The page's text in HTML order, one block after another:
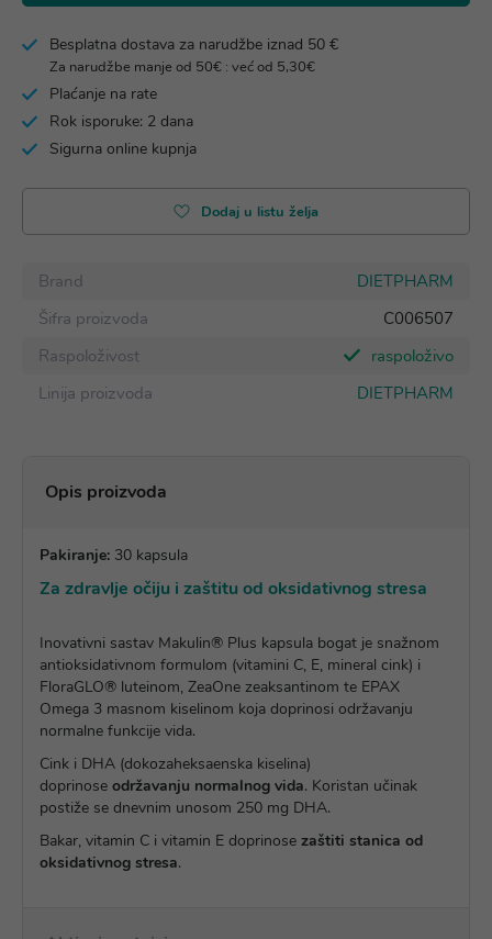
Besplatna dostava za narudžbe iznad 50 €
Za narudžbe manje od 50€ : već od 5,30€
Plaćanje na rate
Rok isporuke: 2 dana
Sigurna online kupnja
Dodaj u listu želja
Brand
DIETPHARM
Šifra proizvoda
C006507
Raspoloživost
raspoloživo
Linija proizvoda
DIETPHARM
Opis proizvoda
Pakiranje: 30 kapsula
Za zdravlje očiju i zaštitu od oksidativnog stresa
Inovativni sastav Makulin® Plus kapsula bogat je snažnom
antioksidativnom formulom (vitamini C, E, mineral cink) i
FloraGLO® luteinom, ZeaOne zeaksantinom te EPAX
Omega 3 masnom kiselinom koja doprinosi održavanju
normalne funkcije vida.
Cink i DHA (dokozaheksaenska kiselina)
doprinose održavanju normalnog vida. Koristan učinak
postiže se dnevnim unosom 250 mg DHA.
Bakar, vitamin C i vitamin E doprinose zaštiti stanica od
oksidativnog stresa.